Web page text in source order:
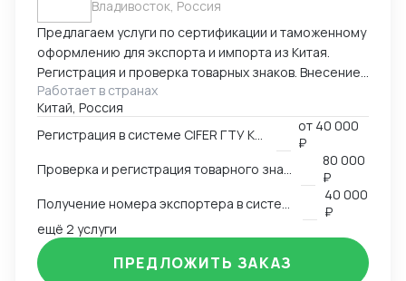
Владивосток, Россия
Предлагаем услуги по сертификации и таможенному
оформлению для экспорта и импорта из Китая.
Регистрация и проверка товарных знаков. Внесение
в таможенный реестр товарных знаков.
Изготовление маркировки для пищевой продукции
для реализации в Китае. Получение номера
HS и CIQ кодов.
Работает в странах
Китай, Россия
от 40 000
₽
80 000
₽
40 000
₽
ещё 2 услуги
ПРЕДЛОЖИТЬ ЗАКАЗ